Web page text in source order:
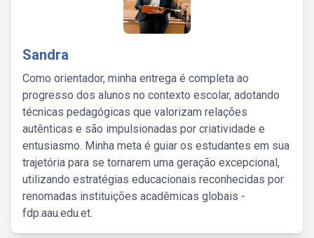
Sandra
Como orientador, minha entrega é completa ao
progresso dos alunos no contexto escolar, adotando
técnicas pedagógicas que valorizam relações
autênticas e são impulsionadas por criatividade e
entusiasmo. Minha meta é guiar os estudantes em sua
trajetória para se tornarem uma geração excepcional,
utilizando estratégias educacionais reconhecidas por
renomadas instituições acadêmicas globais -
fdp.aau.edu.et.